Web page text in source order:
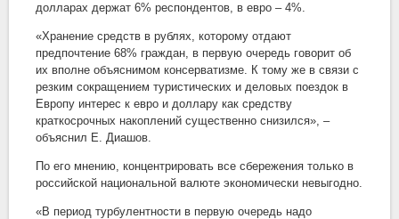
долларах держат 6% респондентов, в евро – 4%.
«Хранение средств в рублях, которому отдают
предпочтение 68% граждан, в первую очередь говорит об
их вполне объяснимом консерватизме. К тому же в связи с
резким сокращением туристических и деловых поездок в
Европу интерес к евро и доллару как средству
краткосрочных накоплений существенно снизился», –
объяснил Е. Диашов.
По его мнению, концентрировать все сбережения только в
российской национальной валюте экономически невыгодно.
«В период турбулентности в первую очередь надо